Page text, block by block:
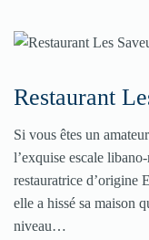
Restaurant
Si vous êtes un
l’exquise escale
restauratrice d’origine
elle a hissé sa maison
niveau…